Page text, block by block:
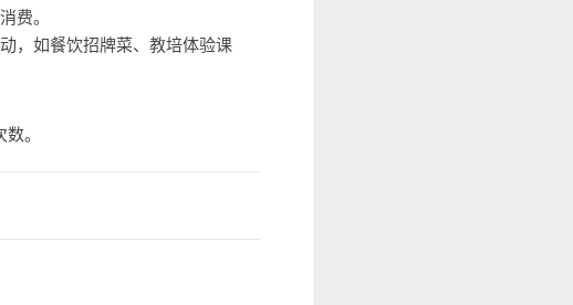
费。
，如餐饮招牌菜、教培体验课
。